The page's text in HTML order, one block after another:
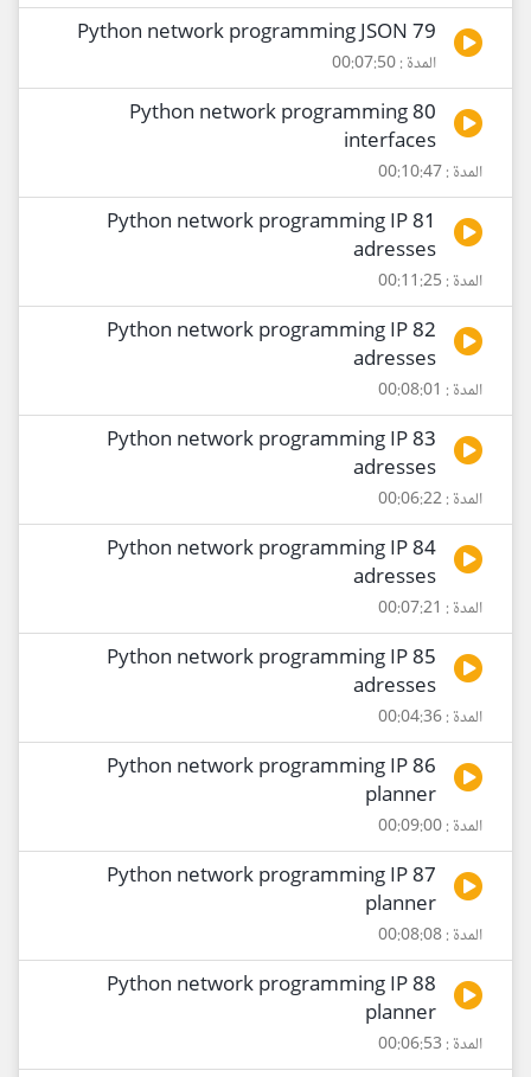
79 Python network programming JSON
المدة : 00:07:50
80 Python network programming
interfaces
المدة : 00:10:47
81 Python network programming IP
adresses
المدة : 00:11:25
82 Python network programming IP
adresses
المدة : 00:08:01
83 Python network programming IP
adresses
المدة : 00:06:22
84 Python network programming IP
adresses
المدة : 00:07:21
85 Python network programming IP
adresses
المدة : 00:04:36
86 Python network programming IP
planner
المدة : 00:09:00
87 Python network programming IP
planner
المدة : 00:08:08
88 Python network programming IP
planner
المدة : 00:06:53